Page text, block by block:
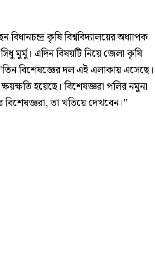
কৃষি বিশ্ববিদ্যালয়ের অধ্যাপক
মুর্মু। এদিন বিষয়টি নিয়ে জেলা কৃষি
"তিন বিশেষজ্ঞের দল এই এলাকায় এসেছে।
হয়েছে। বিশেষজ্ঞরা পলির নমুনা
বিশেষজ্ঞরা, তা খতিয়ে দেখবেন।"